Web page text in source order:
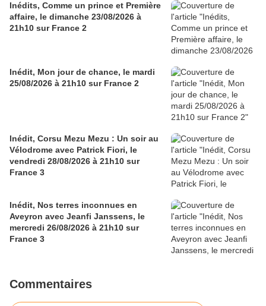
Inédits, Comme un prince et Première
affaire, le dimanche 23/08/2026 à
21h10 sur France 2
Inédit, Mon jour de chance, le mardi
25/08/2026 à 21h10 sur France 2
Inédit, Corsu Mezu Mezu : Un soir au
Vélodrome avec Patrick Fiori, le
vendredi 28/08/2026 à 21h10 sur
France 3
Inédit, Nos terres inconnues en
Aveyron avec Jeanfi Janssens, le
mercredi 26/08/2026 à 21h10 sur
France 3
Commentaires